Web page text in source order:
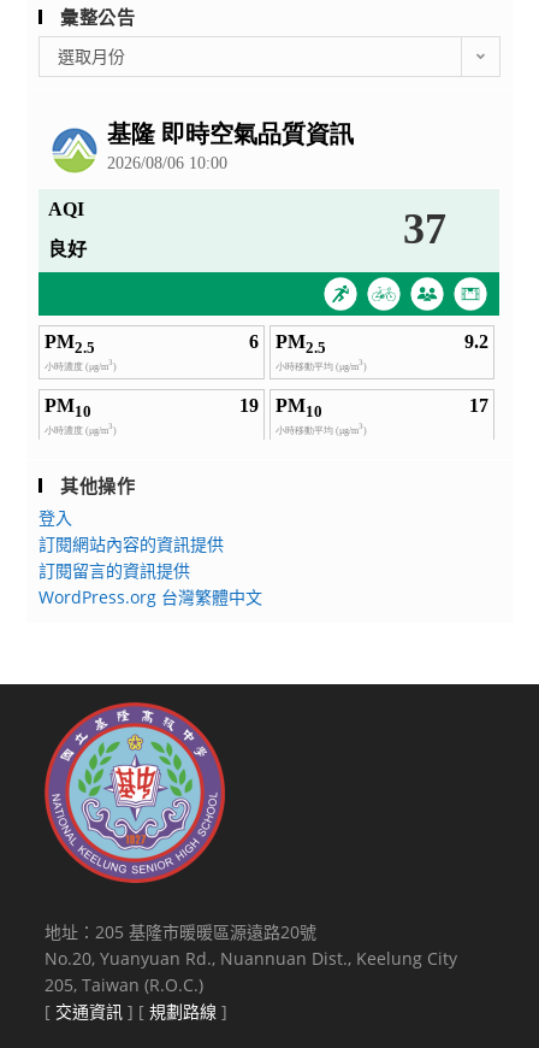
彙整公告
整
選取月份
其他操作
登入
訂閱網站內容的資訊提供
訂閱留言的資訊提供
WordPress.org 台灣繁體中文
地址：205 基隆市暖暖區源遠路20號
No.20, Yuanyuan Rd., Nuannuan Dist., Keelung City
205, Taiwan (R.O.C.)
[ 交通資訊 ] [規劃路線 ]